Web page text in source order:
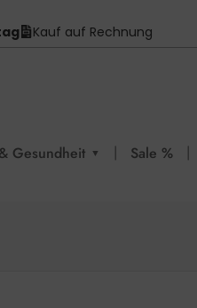
Kauf auf Rechnung
Gesundheit ▼ | Sale % |